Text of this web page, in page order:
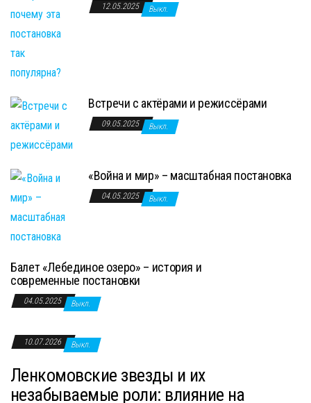
12.05.2025 Выкл.
Встречи с актёрами и режиссёрами
09.05.2025 Выкл.
«Война и мир» – масштабная постановка
04.05.2025 Выкл.
Балет «Лебединое озеро» – история и
современные постановки
04.05.2025 Выкл.
10.07.2026 Выкл.
Ленкомовские звезды и их
незабываемые роли: влияние на